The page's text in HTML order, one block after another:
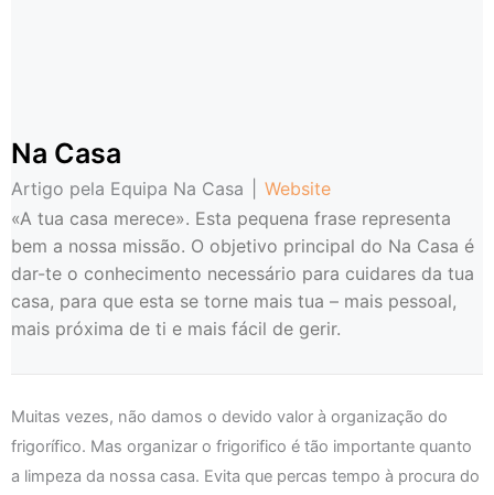
Na Casa
Artigo pela Equipa Na Casa
Website
«A tua casa merece». Esta pequena frase representa
bem a nossa missão. O objetivo principal do Na Casa é
dar-te o conhecimento necessário para cuidares da tua
casa, para que esta se torne mais tua – mais pessoal,
mais próxima de ti e mais fácil de gerir.
Muitas vezes, não damos o devido valor à organização do
frigorífico. Mas organizar o frigorifico é tão importante quanto
a limpeza da nossa casa. Evita que percas tempo à procura do